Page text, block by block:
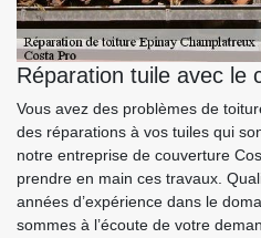
Réparation tuile avec le
Vous avez des problèmes de
des réparations à vos tuiles qui
notre entreprise de couverture
prendre en main ces travaux.
années d’expérience dans le
sommes à l’écoute de votre